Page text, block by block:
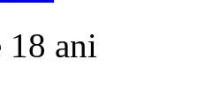
18 ani